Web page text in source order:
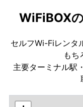
WiFiBOX
セルフWi-Fiレンタ
もち
主要ターミナル駅